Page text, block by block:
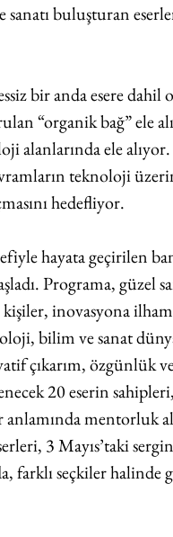
buluşturan
bir anda esere dahil
“organik bağ” ele
alanlarında ele
teknoloji
hedefliyor.
hayata geçirilen
Programa, güzel
inovasyona
bilim ve sanat
çıkarım, özgünlük
20 eserin
mentorluk
3 Mayıs’taki
farklı seçkiler halinde